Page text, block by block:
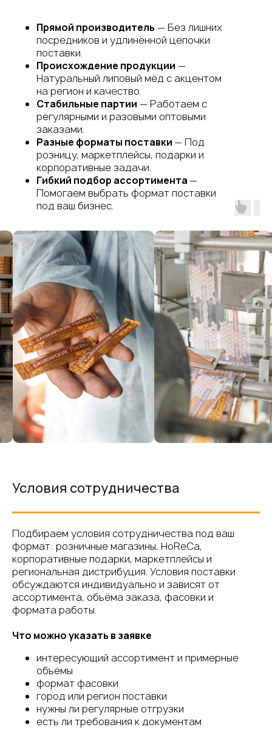
Прямой производитель — Без лишних
посредников и удлинённой цепочки
поставки.
Происхождение продукции —
Натуральный липовый мёд с акцентом
на регион и качество.
Стабильные партии — Работаем с
регулярными и разовыми оптовыми
заказами.
Разные форматы поставки — Под
розницу, маркетплейсы, подарки и
корпоративные задачи.
Гибкий подбор ассортимента —
Помогаем выбрать формат поставки
под ваш бизнес.
Условия сотрудничества
Подбираем условия сотрудничества под ваш
формат: розничные магазины, HoReCa,
корпоративные подарки, маркетплейсы и
региональная дистрибуция. Условия поставки
обсуждаются индивидуально и зависят от
ассортимента, объёма заказа, фасовки и
формата работы.
Что можно указать в заявке
интересующий ассортимент и примерные
объёмы
формат фасовки
город или регион поставки
нужны ли регулярные отгрузки
есть ли требования к документам